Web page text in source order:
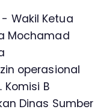
- Wakil Ketua
Mochamad
operasional
B
Dinas Sumber